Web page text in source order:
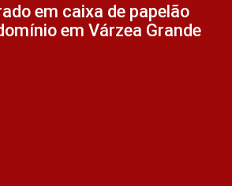
em caixa de papelão
em Várzea Grande